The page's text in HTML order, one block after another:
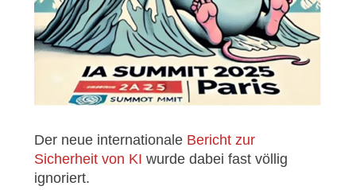
Der neue internationale Bericht zur
Sicherheit von KI wurde dabei fast völlig
ignoriert.